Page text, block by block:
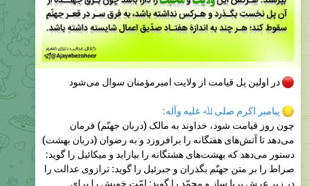
در اولین پل قیامت از ولایت امیرمؤمنان سوال می‌شود
پيامبر اکرم صلی ﷲ علیه وآله:
می‌دهد تا آتش‌های هفتگانه را برافروزد و به رضوان (دربان بهشت)
دستور می‌دهد که بهشت‌های هشتگانه را بیاراید و میکائیل را گوید:
صراط را بر متن جهنّم بگذران و جبرئیل را گوید: ترازوی عدالت را
در زیر عرش برپا ساز و محمّد را گوید: امّت خویش را برای
حسابرسی جلو بیاور